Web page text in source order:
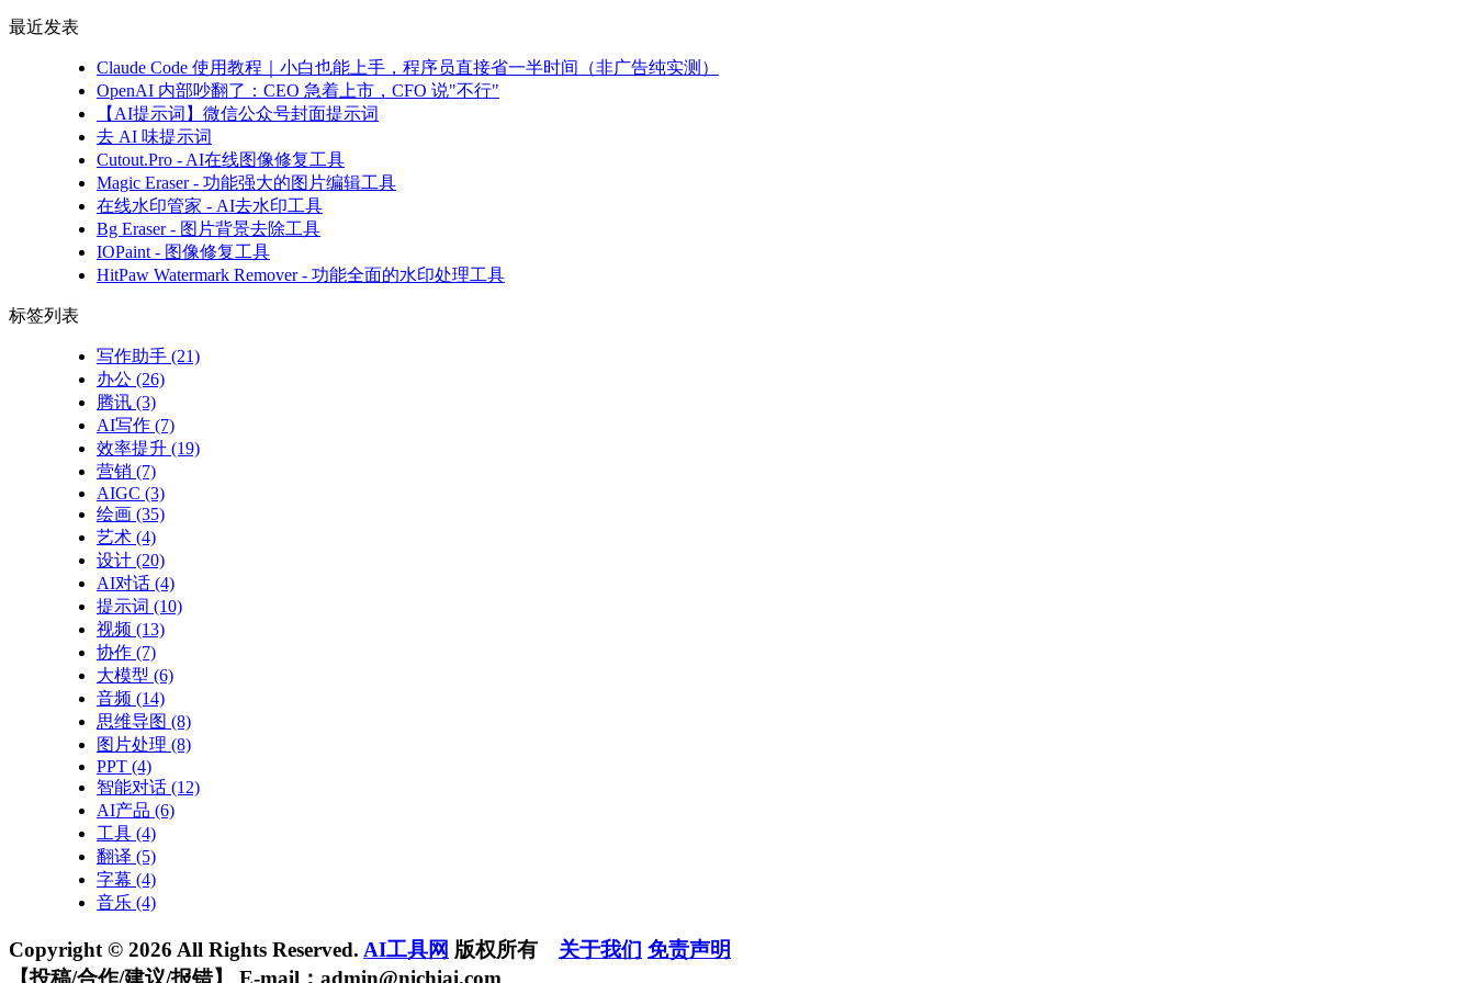
最近发表
Claude Code 使用教程｜小白也能上手，程序员直接省一半时间（非广告纯实测）
OpenAI 内部吵翻了：CEO 急着上市，CFO 说"不行"
【AI提示词】微信公众号封面提示词
去 AI 味提示词
Cutout.Pro - AI在线图像修复工具
Magic Eraser - 功能强大的图片编辑工具
在线水印管家 - AI去水印工具
Bg Eraser - 图片背景去除工具
IOPaint - 图像修复工具
HitPaw Watermark Remover - 功能全面的水印处理工具
标签列表
写作助手 (21)
办公 (26)
腾讯 (3)
AI写作 (7)
效率提升 (19)
营销 (7)
AIGC (3)
绘画 (35)
艺术 (4)
设计 (20)
AI对话 (4)
提示词 (10)
视频 (13)
协作 (7)
大模型 (6)
音频 (14)
思维导图 (8)
图片处理 (8)
PPT (4)
智能对话 (12)
AI产品 (6)
工具 (4)
翻译 (5)
字幕 (4)
音乐 (4)
Copyright © 2026 All Rights Reserved. AI工具网 版权所有 关于我们 免责声明
【投稿/合作/建议/报错】 E-mail：admin@nichiai.com